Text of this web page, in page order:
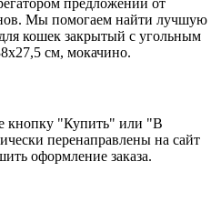
предложений от
Мы помогаем найти лучшую
кошек закрытый с угольным
см, мокачино.
кнопку "Купить" или "В
перенаправлены на сайт
оформление заказа.